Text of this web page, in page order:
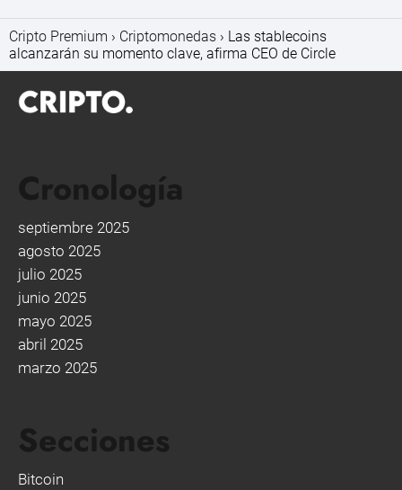
Cripto Premium Criptomonedas
Las stablecoins
alcanzarán su momento clave, afirma CEO de Circle
Cronología
septiembre 2025
agosto 2025
julio 2025
junio 2025
mayo 2025
abril 2025
marzo 2025
Secciones
Bitcoin